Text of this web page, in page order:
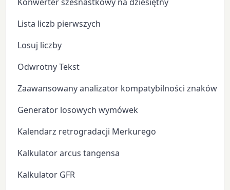
Lista liczb pierwszych
Losuj liczby
Odwrotny Tekst
Zaawansowany analizator kompatybilności znaków
Generator losowych wymówek
Kalendarz retrogradacji Merkurego
Kalkulator arcus tangensa
Kalkulator GFR